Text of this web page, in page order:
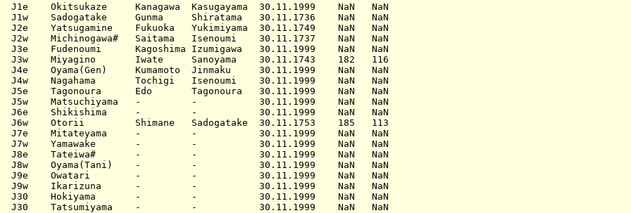
J1e    Okitsukaze     Kanagawa  Kasugayama  30.11.1999    NaN   NaN
J1w    Sadogatake     Gunma     Shiratama   30.11.1736    NaN   NaN
J2e    Yatsugamine    Fukuoka   Yukimiyama  30.11.1749    NaN   NaN
J2w    Michinogawa#   Saitama   Isenoumi    30.11.1737    NaN   NaN
J3e    Fudenoumi      Kagoshima Izumigawa   30.11.1999    NaN   NaN
J3w    Miyagino       Iwate     Sanoyama    30.11.1743    182   116
J4e    Oyama(Gen)     Kumamoto  Jinmaku     30.11.1999    NaN   NaN
J4w    Nagahama       Tochigi   Isenoumi    30.11.1999    NaN   NaN
J5e    Tagonoura      Edo       Tagonoura   30.11.1999    NaN   NaN
J5w    Matsuchiyama   -         -           30.11.1999    NaN   NaN
J6e    Shikishima     -         -           30.11.1999    NaN   NaN
J6w    Otorii         Shimane   Sadogatake  30.11.1753    185   113
J7e    Mitateyama     -         -           30.11.1999    NaN   NaN
J7w    Yamawake       -         -           30.11.1999    NaN   NaN
J8e    Tateiwa#       -         -           30.11.1999    NaN   NaN
J8w    Oyama(Tani)    -         -           30.11.1999    NaN   NaN
J9e    Owatari        -         -           30.11.1999    NaN   NaN
J9w    Ikarizuna      -         -           30.11.1999    NaN   NaN
J30    Hokiyama       -         -           30.11.1999    NaN   NaN
J30    Tatsumiyama    -         -           30.11.1999    NaN   NaN